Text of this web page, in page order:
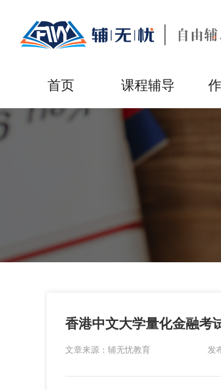
首页 课程辅导
香港中文大学量化金融考
文章来源：辅无忧教育 发